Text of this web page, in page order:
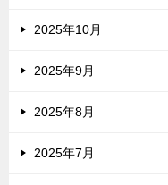
2025年10月
2025年9月
2025年8月
2025年7月